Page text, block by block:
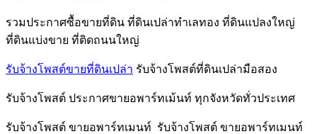
รวมประกาศซื้อขายที่ดิน ที่ดินเปล่าทำเลทอง ที่ดินแปลงใหญ่
ที่ดินแบ่งขาย ที่ติดถนนใหญ่
รับจ้างโพสต์ขายที่ดินเปล่า รับจ้างโพสต์ที่ดินเปล่ามือสอง
รับจ้างโพสต์ ประกาศขายอพาร์ทเม้นท์ ทุกจังหวัดทั่วประเทศ
รับจ้างโพสต์ ขายอพาร์ทเมนท์ รับจ้างโพสต์ ขายอพาร์ทเมนท์